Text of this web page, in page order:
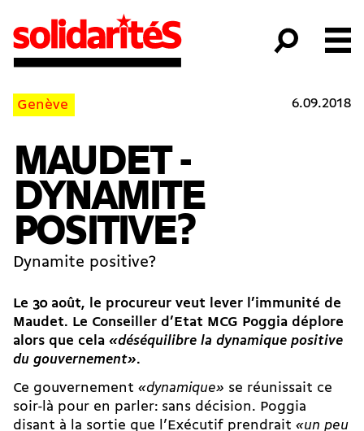
Genève 6.09.2018
MAUDET -
DYNAMITE
POSITIVE?
Dynamite positive?
Le 30 août, le procureur veut lever l’immunité de
Maudet. Le Conseiller d’Etat MCG Poggia déplore
alors que cela «déséquilibre la dynamique positive
du gouvernement».
Ce gouvernement «dynamique» se réunissait ce
soir-là pour en parler: sans décision. Poggia
disant à la sortie que l’Exécutif prendrait «un peu